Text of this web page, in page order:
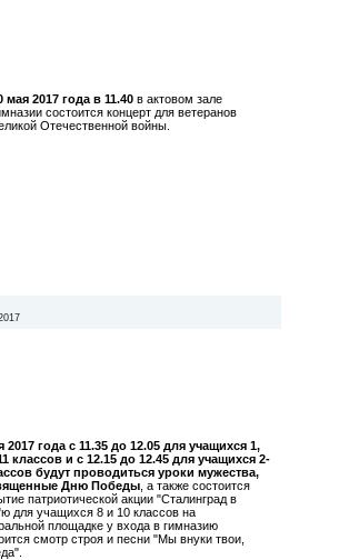
мая 2017 года в 11.40 в актовом зале
состоится концерт для ветеранов
Отечественной войны.
2017 года с 11.35 до 12.05 для учащихся 1,
классов и с 12.15 до 12.45 для учащихся 2-
будут проводиться уроки мужества,
Дню Победы , а также состоится
патриотической акции "Сталинград в
для учащихся 8 и 10 классов на
площадке у входа в гимназию
смотр строя и песни "Мы внуки твои,